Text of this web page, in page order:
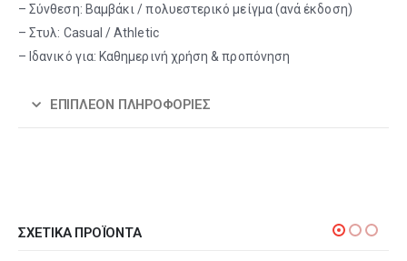
– Σύνθεση: Βαμβάκι / πολυεστερικό μείγμα (ανά έκδοση)
– Στυλ: Casual / Athletic
– Ιδανικό για: Καθημερινή χρήση & προπόνηση
ΕΠΙΠΛΈΟΝ ΠΛΗΡΟΦΟΡΊΕΣ
ΣΧΕΤΙΚΆ ΠΡΟΪΌΝΤΑ